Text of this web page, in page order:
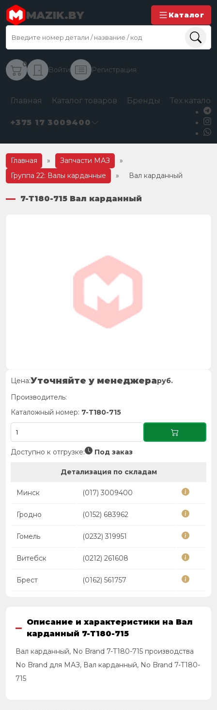
MAZIK.BY Каталог
0
Войти Регистрация
Главная Каталог товаров Бренды
+375 17 3009400
Главная » Запчасти МАЗ
»
Группа 22: Валы карданные
» Вал карданный
7-Т180-715 Вал карданный
Цена:Уточняйте у менеджераруб.
Производитель:
Каталожный номер: 7-Т180-715
Доступно к отгрузке: Под заказ
Детализация по складам
Минск (017) 3009400
Гродно (0152) 683962
Гомель (0232) 319951
Витебск (0212) 261608
Брест (0162) 561757
Описание и характеристики на Вал
карданный 7-Т180-715
Вал карданный, No Brand 7-Т180-715 производства
No Brand для МАЗ, Вал карданный, No Brand 7-Т180-
715